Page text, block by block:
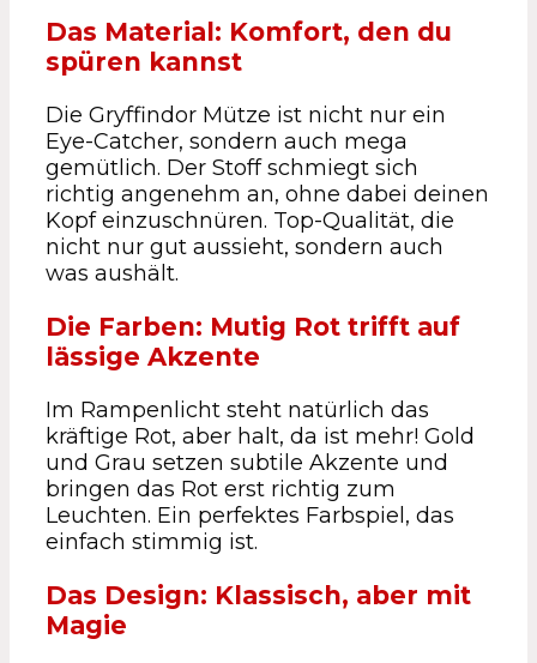
Das Material: Komfort, den du
spüren kannst
Die Gryffindor Mütze ist nicht nur ein
Eye-Catcher, sondern auch mega
gemütlich. Der Stoff schmiegt sich
richtig angenehm an, ohne dabei deinen
Kopf einzuschnüren. Top-Qualität, die
nicht nur gut aussieht, sondern auch
was aushält.
Die Farben: Mutig Rot trifft auf
lässige Akzente
Im Rampenlicht steht natürlich das
kräftige Rot, aber halt, da ist mehr! Gold
und Grau setzen subtile Akzente und
bringen das Rot erst richtig zum
Leuchten. Ein perfektes Farbspiel, das
einfach stimmig ist.
Das Design: Klassisch, aber mit
Magie